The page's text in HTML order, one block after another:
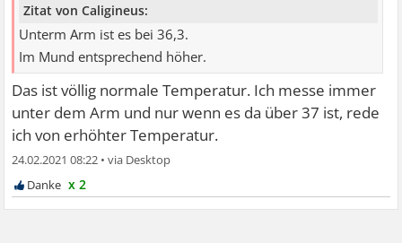
Zitat von Caligineus:
Unterm Arm ist es bei 36,3.
Im Mund entsprechend höher.
Das ist völlig normale Temperatur. Ich messe immer
unter dem Arm und nur wenn es da über 37 ist, rede
ich von erhöhter Temperatur.
24.02.2021 08:22 •
x 2